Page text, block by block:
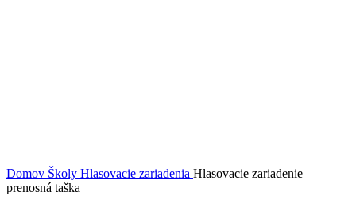
Domov Školy Hlasovacie zariadenia Hlasovacie zariadenie –
prenosná taška